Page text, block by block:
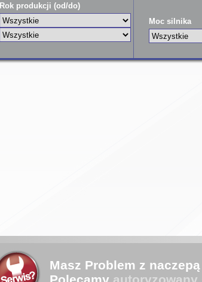
Rok produkcji (od/do)
Moc silnika
Masz Problem z